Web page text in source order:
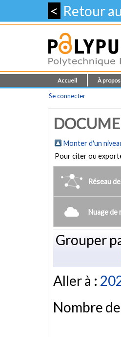
< Retour
Accueil À propos
Se connecter
Monter d'un
Pour citer ou
Réseau
Nuage de
Grouper
Aller à :
Nombre